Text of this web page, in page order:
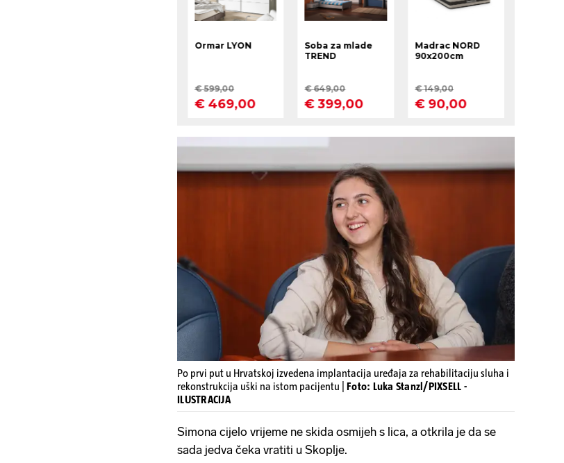
Po prvi put u Hrvatskoj izvedena implantacija uređaja za rehabilitaciju sluha i
rekonstrukcija uški na istom pacijentu | Foto: Luka Stanzl/PIXSELL -
ILUSTRACIJA
Simona cijelo vrijeme ne skida osmijeh s lica, a otkrila je da se
sada jedva čeka vratiti u Skoplje.